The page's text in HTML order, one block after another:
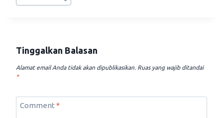
Tinggalkan Balasan
Alamat email Anda tidak akan dipublikasikan. Ruas yang wajib ditandai
*
Comment *